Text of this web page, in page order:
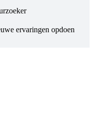
ervaringen opdoen